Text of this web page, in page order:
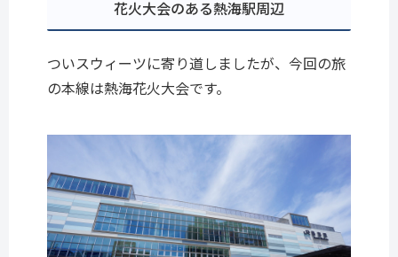
花火大会のある熱海駅周辺
ついスウィーツに寄り道しましたが、今回の旅
の本線は熱海花火大会です。